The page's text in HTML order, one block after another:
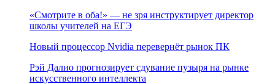
«Смотрите в оба!» — не зря инструктирует директор
школы учителей на ЕГЭ
Новый процессор Nvidia перевернёт рынок ПК
Рэй Далио прогнозирует сдувание пузыря на рынке
искусственного интеллекта